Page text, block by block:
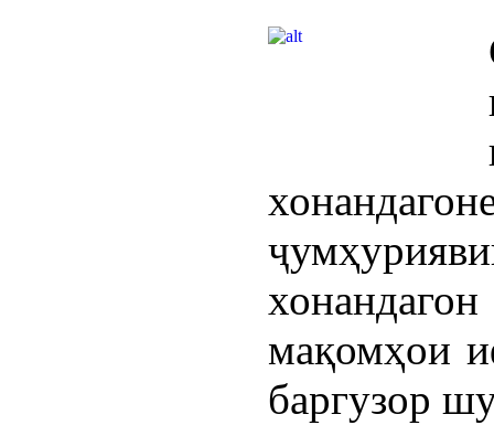
мақомҳои
баргузор